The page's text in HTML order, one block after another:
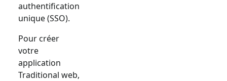
authentification
unique (SSO).
Pour créer
votre
application
Traditional web,